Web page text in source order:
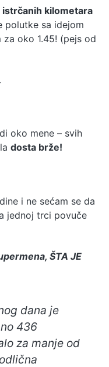
istrčanih kilometara
polutke sa idejom
oko 1.45! (pejs od
.
oko mene – svih
dosta brže!
i ne sećam se da
jednoj trci povuče
ŠTA JE
dana je
436
za manje od